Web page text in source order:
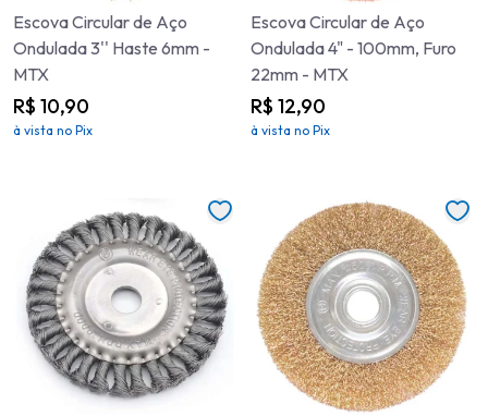
Escova Circular de Aço
Ondulada 3'' Haste 6mm -
MTX
R$ 10,90
à vista no Pix
Escova Circular de Aço
Ondulada 4" - 100mm, Furo
22mm - MTX
R$ 12,90
à vista no Pix